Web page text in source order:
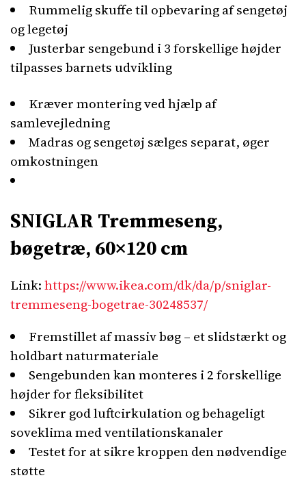
Rummelig skuffe til opbevaring af sengetøj
og legetøj
Justerbar sengebund i 3 forskellige højder
tilpasses barnets udvikling
Kræver montering ved hjælp af
samlevejledning
Madras og sengetøj sælges separat, øger
omkostningen
SNIGLAR Tremmeseng,
bøgetræ, 60×120 cm
Link:https://www.ikea.com/dk/da/p/sniglar-
tremmeseng-bogetrae-30248537/
Fremstillet af massiv bøg – et slidstærkt og
holdbart naturmateriale
Sengebunden kan monteres i 2 forskellige
højder for fleksibilitet
Sikrer god luftcirkulation og behageligt
soveklima med ventilationskanaler
Testet for at sikre kroppen den nødvendige
støtte